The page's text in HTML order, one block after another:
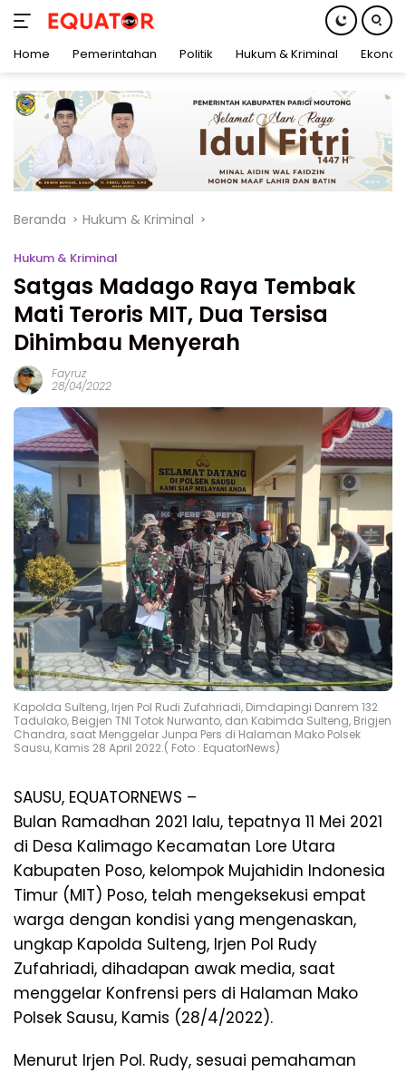
konten
Home Pemerintahan Politik Hukum & Kriminal
Beranda Hukum & Kriminal
Hukum & Kriminal
Satgas Madago Raya Tembak
Mati Teroris MIT, Dua Tersisa
Dihimbau Menyerah
Fayruz
28/04/2022
Kapolda Sulteng, Irjen Pol Rudi Zufahriadi, Dimdapingi Danrem 132
Tadulako, Beigjen TNI Totok Nurwanto, dan Kabimda Sulteng, Brigjen
Chandra, saat Menggelar Junpa Pers di Halaman Mako Polsek
Sausu, Kamis 28 April 2022.( Foto : EquatorNews)
SAUSU, EQUATORNEWS –
Bulan Ramadhan 2021 lalu, tepatnya 11 Mei 2021
di Desa Kalimago Kecamatan Lore Utara
Kabupaten Poso, kelompok Mujahidin Indonesia
Timur (MIT) Poso, telah mengeksekusi empat
warga dengan kondisi yang mengenaskan,
ungkap Kapolda Sulteng, Irjen Pol Rudy
Zufahriadi, dihadapan awak media, saat
menggelar Konfrensi pers di Halaman Mako
Polsek Sausu, Kamis (28/4/2022).
Menurut Irjen Pol. Rudy, sesuai pemahaman